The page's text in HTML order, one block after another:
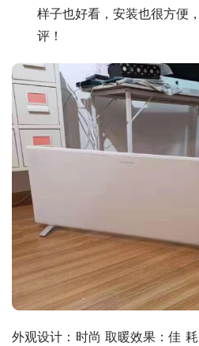
样子也好看，安装也很方便
评！
外观设计：时尚 取暖效果：佳